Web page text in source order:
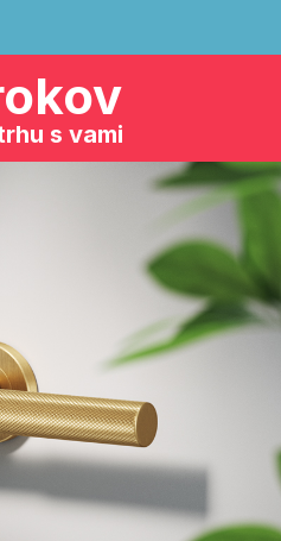
s vami